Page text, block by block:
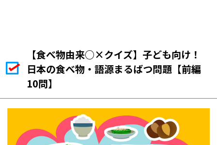
【食べ物由来○×クイズ】子ども向け！
日本の食べ物・語源まるばつ問題【前編
10問】